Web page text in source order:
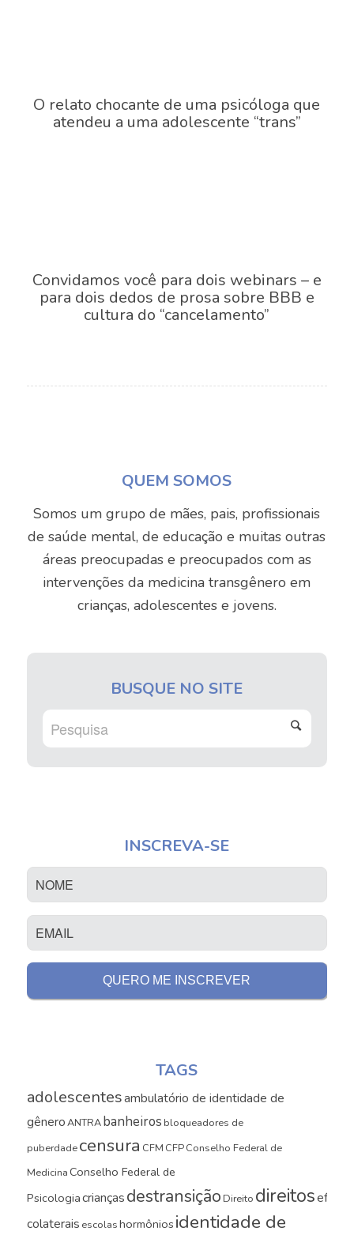
O relato chocante de uma psicóloga que
atendeu a uma adolescente “trans”
Convidamos você para dois webinars – e
para dois dedos de prosa sobre BBB e
cultura do “cancelamento”
QUEM SOMOS
Somos um grupo de mães, pais, profissionais
de saúde mental, de educação e muitas outras
áreas preocupadas e preocupados com as
intervenções da medicina transgênero em
crianças, adolescentes e jovens.
BUSQUE NO SITE
INSCREVA-SE
TAGS
adolescentesambulatório de identidade de
gêneroANTRAbanheiros bloqueadores de
puberdadecensura CFM CFPConselho Federal de
MedicinaConselho Federal de
Psicologiacriançasdestransição Direito direitos
colaterais escolashormônios identidade de